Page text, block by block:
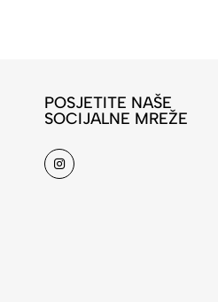
POSJETITE NAŠE
SOCIJALNE MREŽE